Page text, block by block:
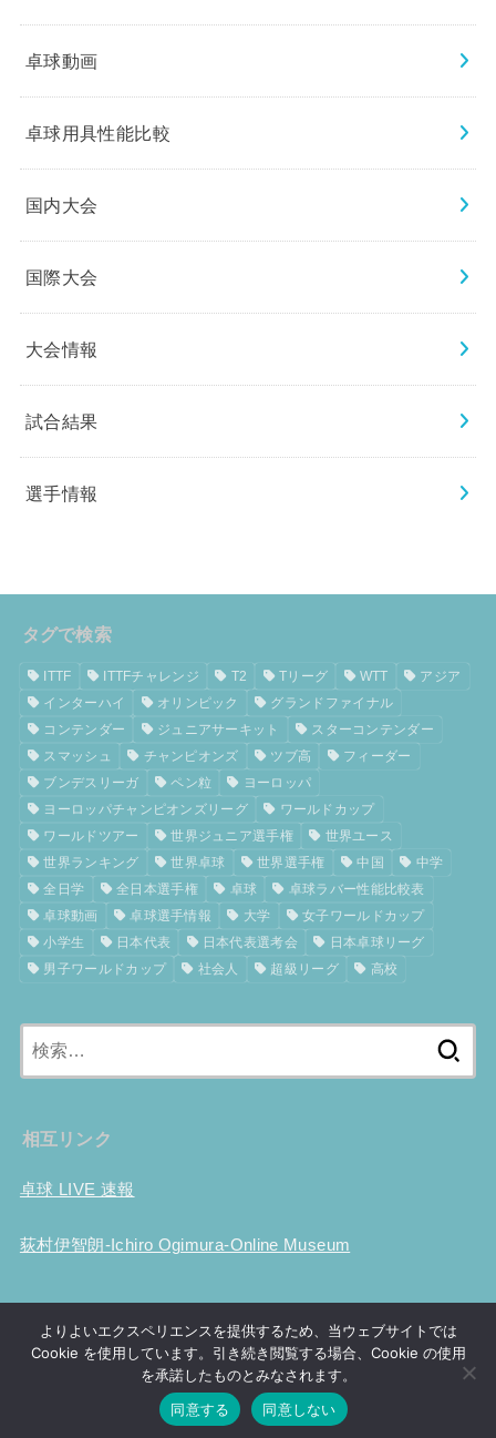
卓球動画
卓球用具性能比較
国内大会
国際大会
大会情報
試合結果
選手情報
タグで検索
ITTF ITTFチャレンジ T2 Tリーグ WTT
アジア
インターハイ
オリンピック
グランドファイナル
コンテンダー
ジュニアサーキット
スターコンテンダー
スマッシュ
チャンピオンズ ツブ高
フィーダー
ブンデスリーガ
ペン粒
ヨーロッパ
ヨーロッパチャンピオンズリーグ
ワールドカップ
ワールドツアー
世界ジュニア選手権
世界ユース
世界ランキング
世界卓球 世界選手権 中国
中学
全日学
全日本選手権 卓球
卓球ラバー性能比較表
卓球動画
卓球選手情報 大学
女子ワールドカップ
小学生
日本代表 日本代表選考会
日本卓球リーグ
男子ワールドカップ
社会人 超級リーグ 高校
相互リンク
卓球 LIVE 速報
荻村伊智朗-Ichiro Ogimura-Online Museum
世界ランキング
Tリーグ 選手情報 世界選手権
ツブ高考察
卓球の歴史
プライバシーポリシー お問い合わせ
卓球ファンチャンネル All Rights Reserved.
よりよいエクスペリエンスを提供するため、当ウェブサイトでは
Cookie を使用しています。引き続き閲覧する場合、Cookie の使用
を承諾したものとみなされます。
同意する
同意しない